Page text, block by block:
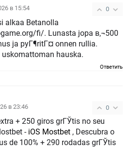
0
в 15:54
alkaa Betanolla
fi/. Lunasta jopa в‚¬500
ja pyГ¶ritГ¤ onnen rullia.
uskomattoman hauska.
Ответить
0
в 23:46
+ 250 giros grГЎtis no seu
cadastro no Mostbet - iOS Mostbet , Descubra o
de 100% + 290 rodadas grГЎtis